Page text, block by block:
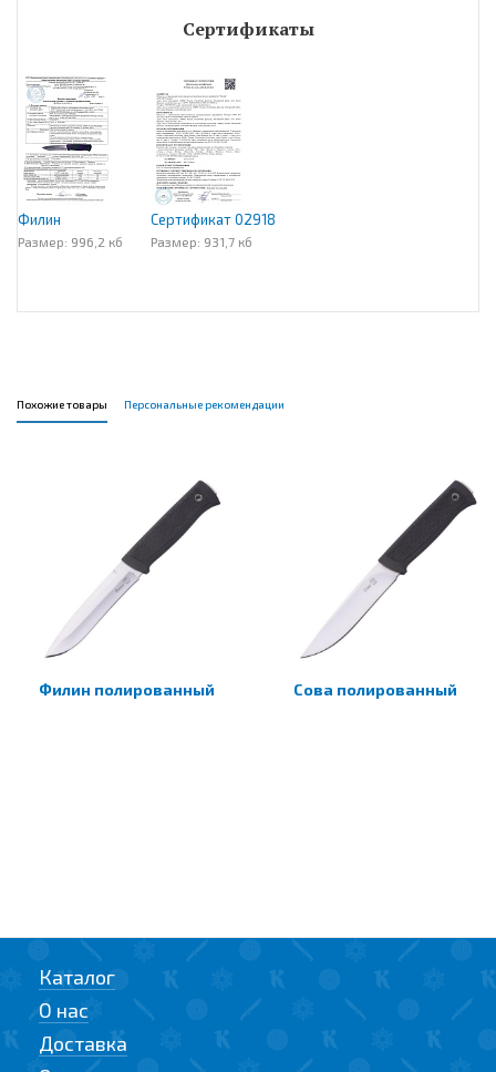
Сертификаты
Филин
Размер: 996,2 кб
Сертификат 02918
Размер: 931,7 кб
Похожие товары Персональные рекомендации
Филин полированный Сова полированный
Каталог
О нас
Доставка